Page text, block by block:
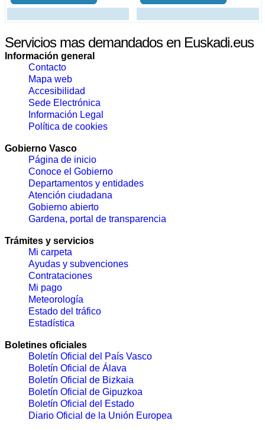
Servicios mas demandados en Euskadi.eus
Información general
Contacto
Mapa web
Accesibilidad
Sede Electrónica
Información Legal
Política de cookies
Gobierno Vasco
Página de inicio
Conoce el Gobierno
Departamentos y entidades
Atención ciudadana
Gobierno abierto
Gardena, portal de transparencia
Trámites y servicios
Mi carpeta
Ayudas y subvenciones
Contrataciones
Mi pago
Meteorología
Estado del tráfico
Estadística
Boletines oficiales
Boletín Oficial del País Vasco
Boletín Oficial de Álava
Boletín Oficial de Bizkaia
Boletín Oficial de Gipuzkoa
Boletín Oficial del Estado
Diario Oficial de la Unión Europea